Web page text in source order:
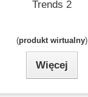
Trends 2
(produkt wirtualny)
Więcej